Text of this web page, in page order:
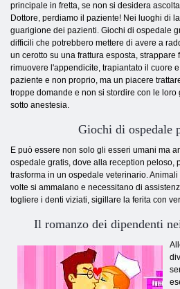
principale in fretta, se non si desidera
Dottore, perdiamo il paziente! Nei luoghi di
guarigione dei pazienti. Giochi di ospedale
difficili che potrebbero mettere di avere a
un cerotto su una frattura esposta, strappare
rimuovere l'appendicite, trapiantato il cuore
paziente e non proprio, ma un piacere
troppe domande e non si stordire con le
sotto anestesia.
Giochi di ospedale
E può essere non solo gli esseri umani ma
ospedale gratis, dove alla reception peloso,
trasforma in un ospedale veterinario.
volte si ammalano e necessitano di
togliere i denti viziati, sigillare la ferita con
Il romanzo dei dipendenti